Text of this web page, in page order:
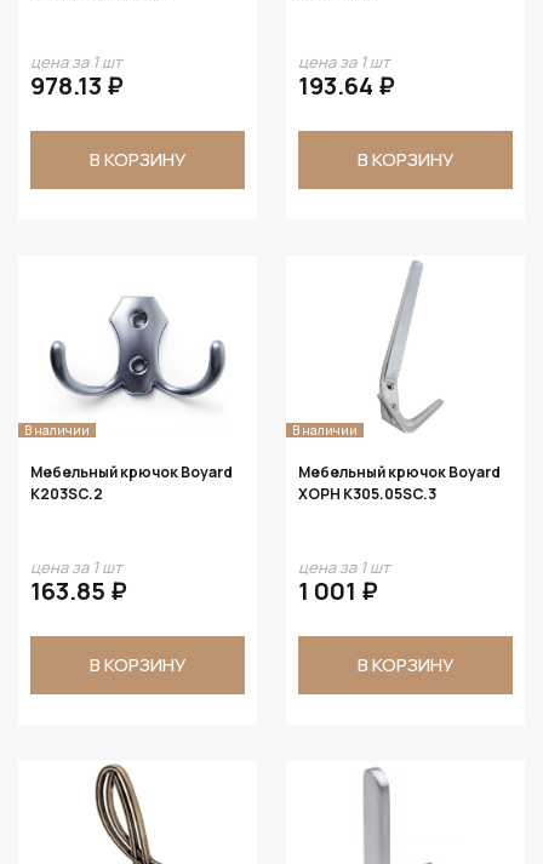
цена за 1 шт
978.13 ₽
В КОРЗИНУ
цена за 1 шт
193.64 ₽
В КОРЗИНУ
В наличии
Мебельный крючок Boyard
K203SC.2
цена за 1 шт
163.85 ₽
В КОРЗИНУ
В наличии
Мебельный крючок Boyard
ХОРН K305.05SC.3
цена за 1 шт
1 001 ₽
В КОРЗИНУ